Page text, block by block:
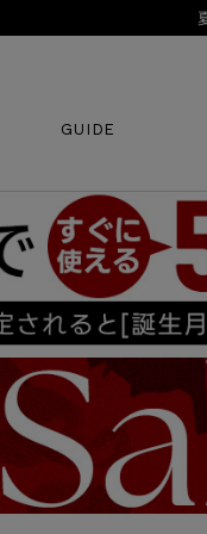
令和8年熊本地震
GUIDE
再入荷